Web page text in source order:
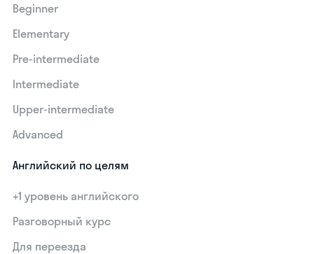
Beginner
Elementary
Pre-intermediate
Intermediate
Upper-intermediate
Advanced
Английский по целям
+1 уровень английского
Разговорный курс
Для переезда